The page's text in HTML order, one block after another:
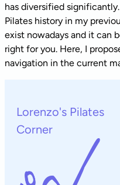
has diversified
Pilates history in my
exist nowadays and it can
right for you. Here, I
navigation in the current
Lorenzo's Pilates
Corner